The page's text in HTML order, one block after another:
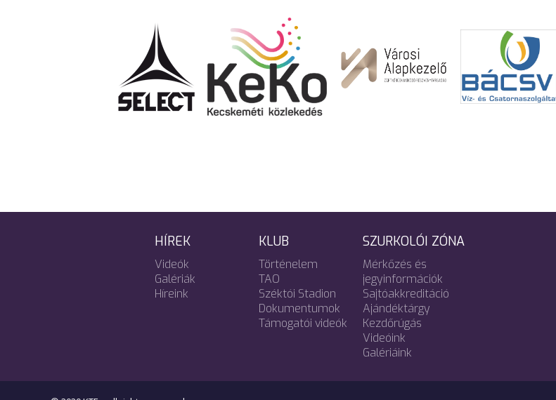
HÍREK
Videók
Galériák
Híreink
KLUB
Történelem
TAO
Széktói Stadion
Dokumentumok
Támogatói videók
SZURKOLÓI ZÓNA
Mérkőzés és
jegyinformációk
Sajtóakkreditáció
Ajándéktárgy
Kezdőrúgás
Videóink
Galériáink